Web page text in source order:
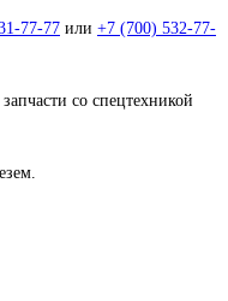
77-77 или +7 (700) 532-77-
со спецтехникой